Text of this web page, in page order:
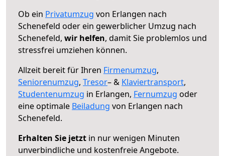
Ob ein Privatumzug von Erlangen nach
Schenefeld oder ein gewerblicher Umzug nach
Schenefeld, wir helfen, damit Sie problemlos und
stressfrei umziehen können.
Allzeit bereit für Ihren Firmenumzug,
Seniorenumzug, Tresor– & Klaviertransport,
Studentenumzug in Erlangen, Fernumzug oder
eine optimale Beiladung von Erlangen nach
Schenefeld.
Erhalten Sie jetzt in nur wenigen Minuten
unverbindliche und kostenfreie Angebote.